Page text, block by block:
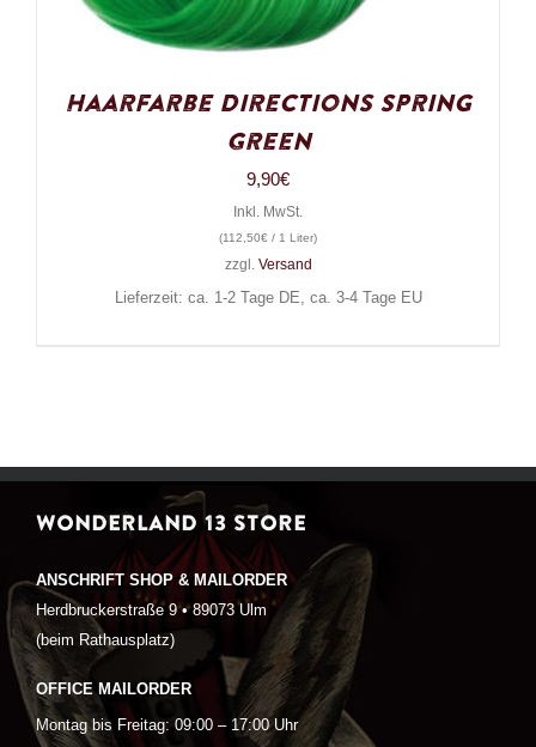
Haarfarbe Directions Spring
Green
9,90€
Inkl. MwSt.
(112,50€ / 1 Liter)
zzgl. Versand
Lieferzeit: ca. 1-2 Tage DE, ca. 3-4 Tage EU
WONDERLAND 13 STORE
ANSCHRIFT SHOP & MAILORDER
Herdbruckerstraße 9 • 89073 Ulm
(beim Rathausplatz)
OFFICE MAILORDER
Montag bis Freitag: 09:00 – 17:00 Uhr